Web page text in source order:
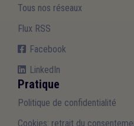
Tous nos réseaux
Flux RSS
Facebook
LinkedIn
Pratique
Politique de confidentialité
Cookies: retrait du